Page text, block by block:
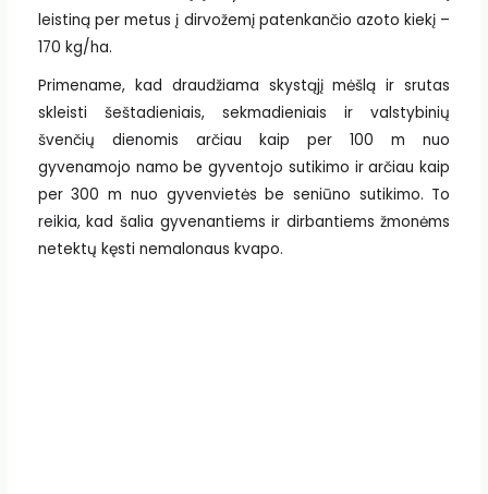
leistiną per metus į dirvožemį patenkančio azoto kiekį –
170 kg/ha.
Primename, kad draudžiama skystąjį mėšlą ir srutas
skleisti šeštadieniais, sekmadieniais ir valstybinių
švenčių dienomis arčiau kaip per 100 m nuo
gyvenamojo namo be gyventojo sutikimo ir arčiau kaip
per 300 m nuo gyvenvietės be seniūno sutikimo. To
reikia, kad šalia gyvenantiems ir dirbantiems žmonėms
netektų kęsti nemalonaus kvapo.